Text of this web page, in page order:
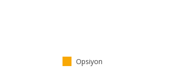
Opsiyon